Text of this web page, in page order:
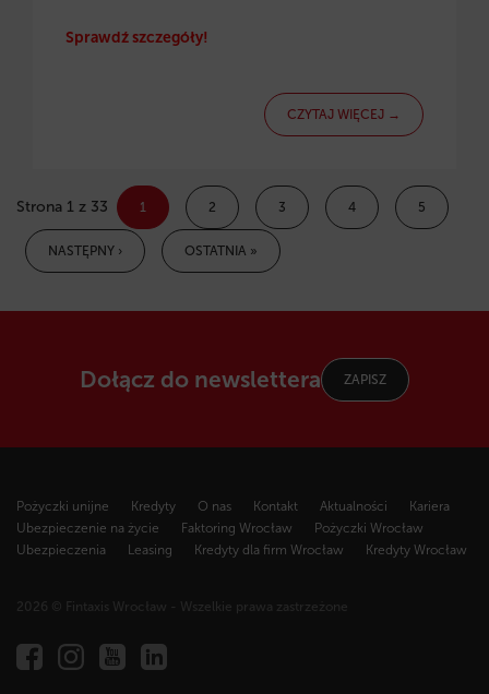
Sprawdź szczegóły!
CZYTAJ WIĘCEJ →
Strona 1 z 33 1 2 3 4 5
NASTĘPNY › OSTATNIA »
Dołącz do newslettera ZAPISZ
Pożyczki unijne Kredyty O nas Kontakt Aktualności
Kariera
Ubezpieczenie na życie
Faktoring Wrocław
Pożyczki Wrocław
Ubezpieczenia
Leasing Kredyty dla firm Wrocław Kredyty Wrocław
2026 © Fintaxis Wrocław - Wszelkie prawa zastrzeżone